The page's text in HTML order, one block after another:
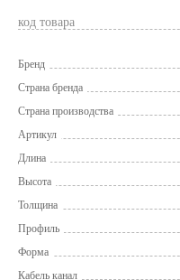
код товара
Бренд
Страна бренда
Страна производства
Артикул
Длина
Высота
Толщина
Профиль
Форма
Кабель канал